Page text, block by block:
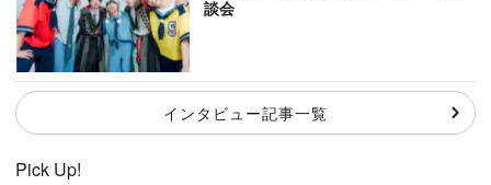
談会
インタビュー記事一覧
Pick Up!